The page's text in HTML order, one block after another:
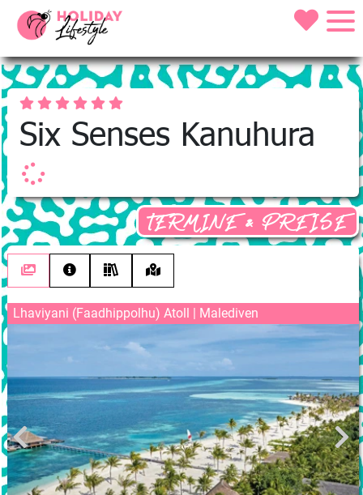
Six Senses Kanuhura
TERMINE & PREISE
Lhaviyani (Faadhippolhu) Atoll | Malediven